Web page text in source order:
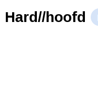
Hard//hoofd